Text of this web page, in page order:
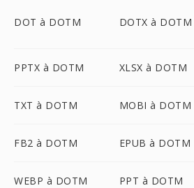
DOT à DOTM DOTX à DOTM
PPTX à DOTM XLSX à DOTM
TXT à DOTM MOBI à DOTM
FB2 à DOTM EPUB à DOTM
WEBP à DOTM PPT à DOTM